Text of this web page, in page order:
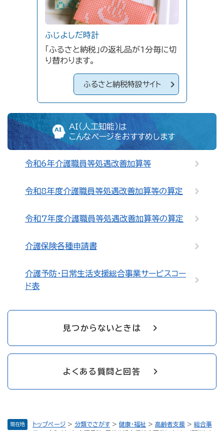
現在地 トップページ > 分類でさがす > 健康・福祉 > 高齢者支援 > 総合事
ふじよしだ時計
「ふるさと納税」の返礼品が1分毎に切
り替わります。
ふるさと納税特設サイト
AI（人工知能）は
こんなページをおすすめします
令和6年介護職員等処遇改善加算等
令和8年度介護職員等処遇改善加算等の算定
令和7年度介護職員等処遇改善加算等の算定
介護保険各種申請書
介護予防・日常生活支援総合事業サービスコー
ド表
見つからないときは
よくある質問と回答